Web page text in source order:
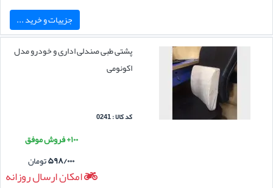
جزییات و خرید ...
پشتی طبی صندلی اداری و خودرو مدل
اکونومی
کد کالا : 0241
۱۰۰+ فروش موفق
۵۹۸/۰۰۰تومان
امکان ارسال روزانه